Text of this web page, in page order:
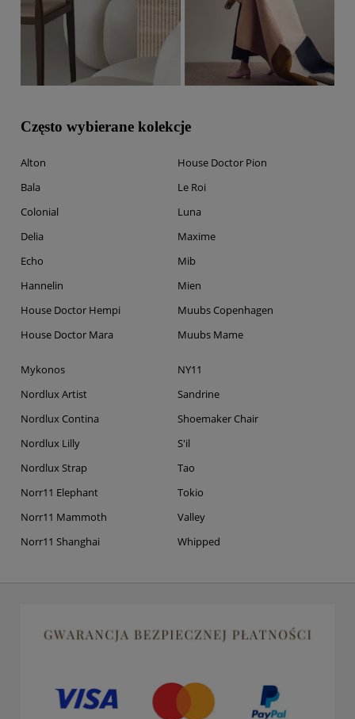
Często wybierane kolekcje
Alton
Bala
Colonial
Delia
Echo
Hannelin
House Doctor Hempi
House Doctor Mara
House Doctor Pion
Le Roi
Luna
Maxime
Mib
Mien
Muubs Copenhagen
Muubs Mame
Mykonos
Nordlux Artist
Nordlux Contina
Nordlux Lilly
Nordlux Strap
Norr11 Elephant
Norr11 Mammoth
Norr11 Shanghai
NY11
Sandrine
Shoemaker Chair
S'il
Tao
Tokio
Valley
Whipped